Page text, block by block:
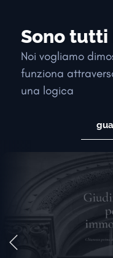
Sono tutti
Noi vogliamo
funziona
una logica